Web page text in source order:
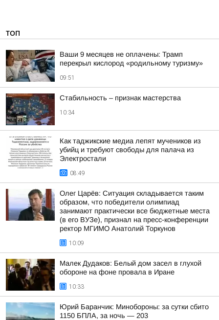
ТОП
Ваши 9 месяцев не оплачены: Трамп
перекрыл кислород «родильному туризму»
09:51
Стабильность – признак мастерства
10:34
Как таджикские медиа лепят мучеников из
убийц и требуют свободы для палача из
Электростали
08:49
Олег Царёв: Ситуация складывается таким
образом, что победители олимпиад
занимают практически все бюджетные места
(в его ВУЗе), признал на пресс-конференции
ректор МГИМО Анатолий Торкунов
10:09
Малек Дудаков: Белый дом засел в глухой
обороне на фоне провала в Иране
10:33
Юрий Баранчик: Минобороны: за сутки сбито
1150 БПЛА, за ночь — 203